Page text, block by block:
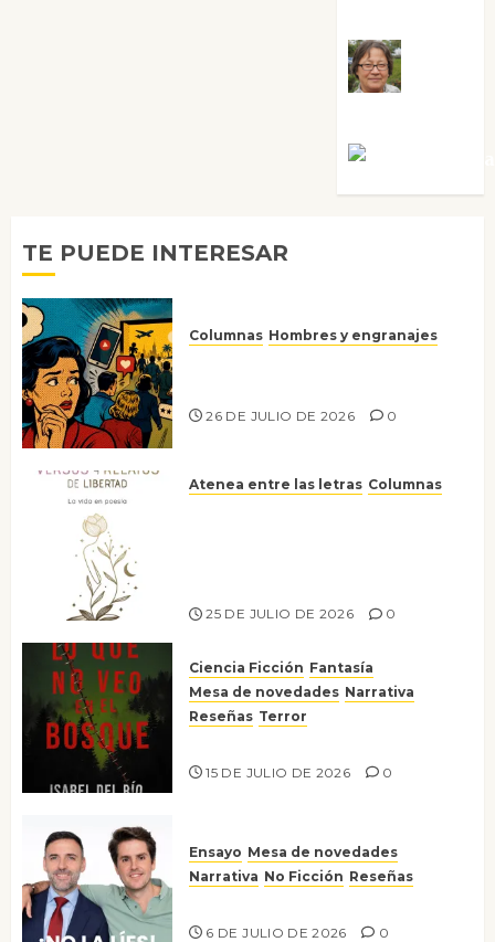
TE PUEDE INTERESAR
Columnas Hombres y engranajes
26 DE JULIO DE 2026 0
Atenea entre las letras Columnas
25 DE JULIO DE 2026 0
Ciencia Ficción Fantasía
Mesa de novedades Narrativa
Reseñas Terror
15 DE JULIO DE 2026 0
Ensayo Mesa de novedades
Narrativa No Ficción Reseñas
6 DE JULIO DE 2026 0